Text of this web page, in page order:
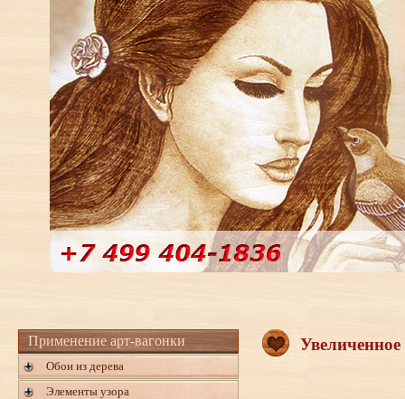
Применение арт-вагонки
Обои из дерева
Элементы узора